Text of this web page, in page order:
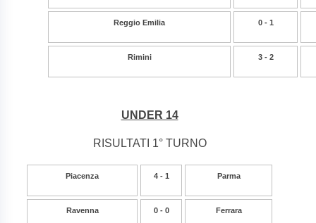
Reggio Emilia 0 - 1
Rimini 3 - 2
UNDER 14
RISULTATI 1° TURNO
Piacenza 4 - 1 Parma
Ravenna 0 - 0 Ferrara